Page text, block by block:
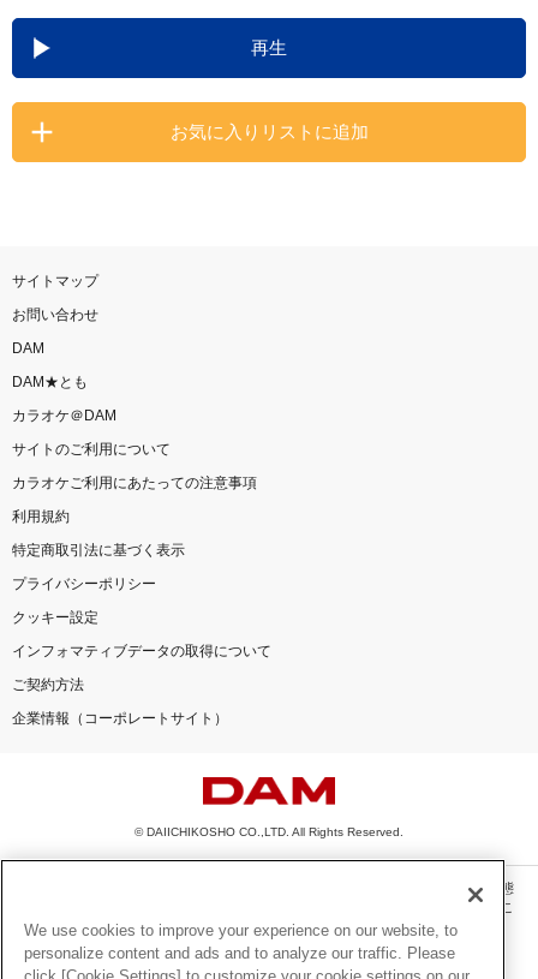
DAMの新曲・ランキングなど
カラオケ最新情報をチェック！
再生
お気に入りリストに追加
サイトマップ
お問い合わせ
DAM
DAM★とも
カラオケ＠DAM
サイトのご利用について
カラオケご利用にあたっての注意事項
利用規約
特定商取引法に基づく表示
プライバシーポリシー
クッキー設定
インフォマティブデータの取得について
ご契約方法
企業情報（コーポレートサイト）
© DAIICHIKOSHO CO.,LTD. All Rights Reserved.
このサイトに掲載されている一切の文章・画像・写真・動画・音声等を、手段や形態
を問わず、著作権法の定める範囲を超えて無断で複製、転載、ファイル化などするこ
とを禁じます。
楽曲及びコンテンツは、機種によりご利用いただけない場合があります。
We use cookies to improve your experience on our website, to
personalize content and ads and to analyze our traffic. Please